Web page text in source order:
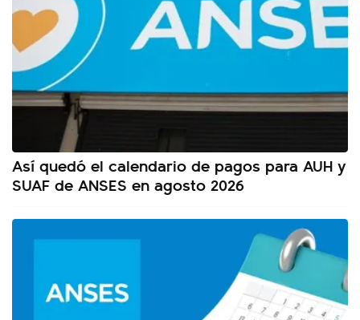
Así quedó el calendario de pagos para AUH y
SUAF de ANSES en agosto 2026